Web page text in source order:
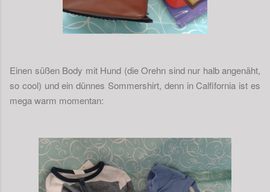
Einen süßen Body mit Hund (die Orehn sind nur halb angenäht,
so cool) und ein dünnes Sommershirt, denn in Calfifornia ist es
mega warm momentan: